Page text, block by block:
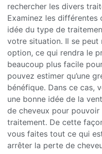
rechercher les divers
Examinez les
idée du type de
votre situation. Il se peut
option, ce qui rendra le
beaucoup plus facile
pouvez estimer qu’une
bénéfique. Dans ce cas,
une bonne idée de la
de cheveux pour
traitement. De cette
vous faites tout ce qui
arrêter la perte de